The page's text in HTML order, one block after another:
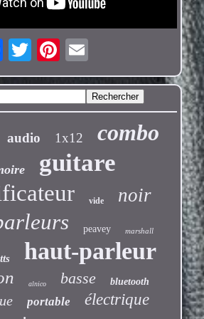
audio 1x12 combo
guitare
vide noir
peavey marshall
haut-parleur
alnico basse bluetooth
portable électrique